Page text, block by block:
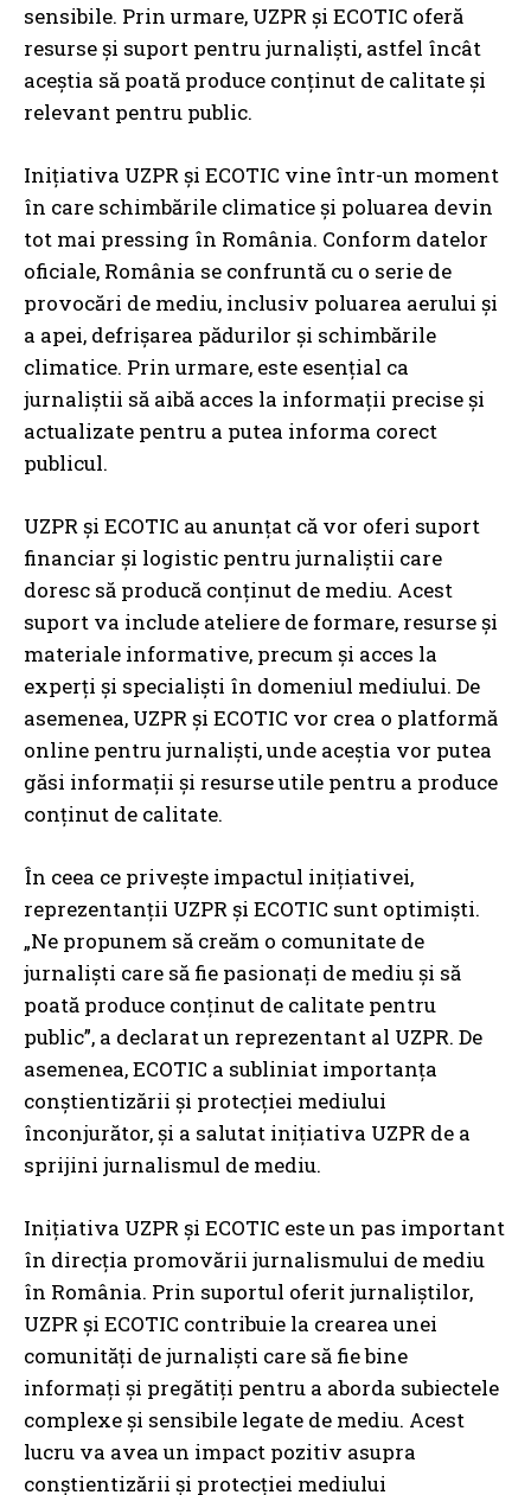
sensibile. Prin urmare, UZPR și ECOTIC oferă
resurse și suport pentru jurnaliști, astfel încât
aceștia să poată produce conținut de calitate și
relevant pentru public.
Inițiativa UZPR și ECOTIC vine într-un moment
în care schimbările climatice și poluarea devin
tot mai pressing în România. Conform datelor
oficiale, România se confruntă cu o serie de
provocări de mediu, inclusiv poluarea aerului și
a apei, defrișarea pădurilor și schimbările
climatice. Prin urmare, este esențial ca
jurnaliștii să aibă acces la informații precise și
actualizate pentru a putea informa corect
publicul.
UZPR și ECOTIC au anunțat că vor oferi suport
financiar și logistic pentru jurnaliștii care
doresc să producă conținut de mediu. Acest
suport va include ateliere de formare, resurse și
materiale informative, precum și acces la
experți și specialiști în domeniul mediului. De
asemenea, UZPR și ECOTIC vor crea o platformă
online pentru jurnaliști, unde aceștia vor putea
găsi informații și resurse utile pentru a produce
conținut de calitate.
În ceea ce privește impactul inițiativei,
reprezentanții UZPR și ECOTIC sunt optimiști.
„Ne propunem să creăm o comunitate de
jurnaliști care să fie pasionați de mediu și să
poată produce conținut de calitate pentru
public”, a declarat un reprezentant al UZPR. De
asemenea, ECOTIC a subliniat importanța
conștientizării și protecției mediului
înconjurător, și a salutat inițiativa UZPR de a
sprijini jurnalismul de mediu.
Inițiativa UZPR și ECOTIC este un pas important
în direcția promovării jurnalismului de mediu
în România. Prin suportul oferit jurnaliștilor,
UZPR și ECOTIC contribuie la crearea unei
comunități de jurnaliști care să fie bine
informați și pregătiți pentru a aborda subiectele
complexe și sensibile legate de mediu. Acest
lucru va avea un impact pozitiv asupra
conștientizării și protecției mediului